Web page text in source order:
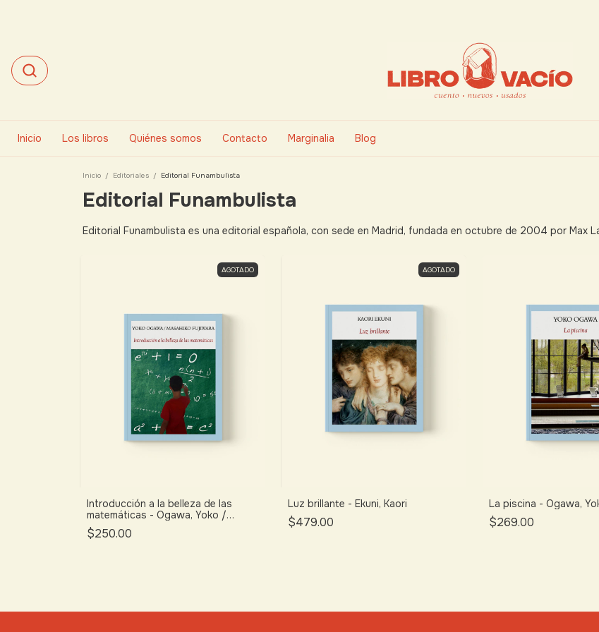
Inicio Los libros Quiénes somos Contacto Marginalia Blog
Inicio / Editoriales / Editorial Funambulista
Editorial Funambulista
Editorial Funambulista es una editorial española, con sede en Madrid, fundada en octubre de 2004 por Max
AGOTADO
Introducción a la belleza de las
matemáticas - Ogawa, Yoko /
Fujiwara, Masahiko
$250.00
AGOTADO
Luz brillante - Ekuni, Kaori
$479.00
La piscina - Ogawa,
$269.00